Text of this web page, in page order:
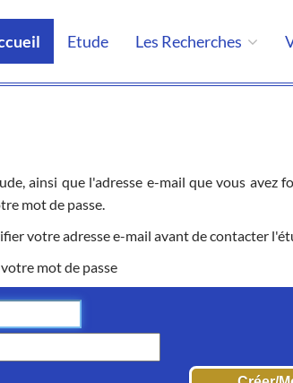
Etude Les Recherches
ainsi que l'adresse e-mail que vous avez
mot de passe.
votre adresse e-mail avant de contacter
mot de passe